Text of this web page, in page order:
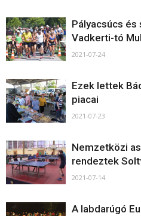
Pályacsúcs és
Vadkerti-tó
2021-07-24
Ezek lettek
piacai
2021-07-23
Nemzetközi
rendeztek
2021-07-14
A labdarúgó